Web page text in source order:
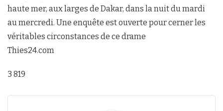
haute mer, aux larges de Dakar, dans la nuit du mardi
au mercredi. Une enquête est ouverte pour cerner les
véritables circonstances de ce drame
Thies24.com
3 819